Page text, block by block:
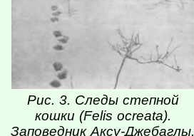
Рис. 3. Следы степной
кошки (Felis ocreata).
Заповедник Аксу-Джебаглы,